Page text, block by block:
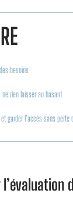
besoins
rien laisser au hasard
garder l’accès sans perte